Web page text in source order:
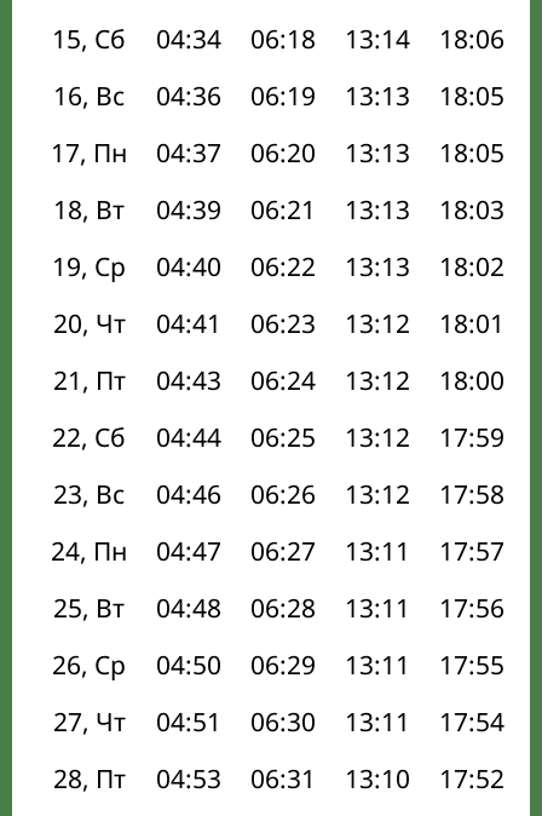
15, Сб
04:34 06:18 13:14 18:06
16, Вс
04:36 06:19 13:13 18:05
17, Пн
04:37 06:20 13:13 18:05
18, Вт
04:39 06:21 13:13 18:03
19, Ср
04:40 06:22 13:13 18:02
20, Чт
04:41 06:23 13:12 18:01
21, Пт
04:43 06:24 13:12 18:00
22, Сб
04:44 06:25 13:12 17:59
23, Вс
04:46 06:26 13:12 17:58
24, Пн
04:47 06:27 13:11 17:57
25, Вт
04:48 06:28 13:11 17:56
26, Ср
04:50 06:29 13:11 17:55
27, Чт
04:51 06:30 13:11 17:54
28, Пт
04:53 06:31 13:10 17:52